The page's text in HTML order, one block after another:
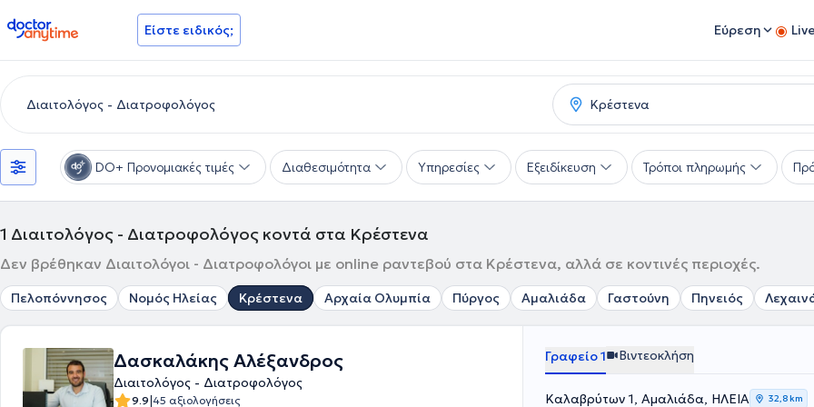
doctoranytime Είστε ειδικός; Εύρεση
DO+ Προνομιακές τιμές Διαθεσιμότητα Υπηρεσίες Εξειδίκευση Τρόποι πληρωμής
1 Διαιτολόγος - Διατροφολόγος κοντά στα Κρέστενα
Δεν βρέθηκαν Διαιτολόγοι - Διατροφολόγοι με online ραντεβού στα Κρέστενα, αλλά σε κοντινές περιοχές.
Πελοπόννησος Νομός Ηλείας Κρέστενα Αρχαία Ολυμπία Πύργος Αμαλιάδα Γαστούνη Πηνειός
Δασκαλάκης Αλέξανδρος
Διαιτολόγος - Διατροφολόγος
9.9|45 αξιολογήσεις
Γραφείο 1 Βιντεοκλήση
Καλαβρύτων 1, Αμαλιάδα, ΗΛΕΙΑ 32,8 km